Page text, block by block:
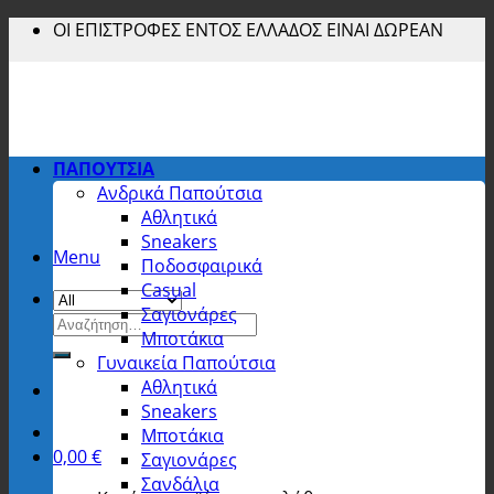
Skip ΟΙ ΕΠΙΣΤΡΟΦΕΣ ΕΝΤΟΣ ΕΛΛΑΔΟΣ ΕΙΝΑΙ ΔΩΡΕΑΝ
Menu
Αναζήτηση
για:
0,00€
ΠΑΠΟΥΤΣΙΑ
Ανδρικά Παπούτσια
Αθλητικά
Sneakers
Ποδοσφαιρικά
Casual
Σαγιονάρες
Μποτάκια
Γυναικεία Παπούτσια
Αθλητικά
Sneakers
Μποτάκια
Σαγιονάρες
Σανδάλια